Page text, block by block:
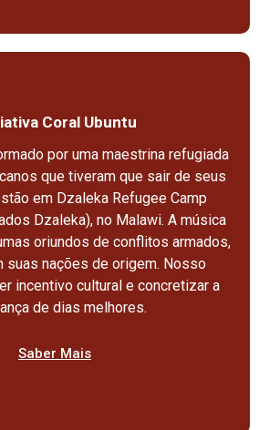
Coral Ubuntu
por uma maestrina refugiada
que tiveram que sair de seus
em Dzaleka Refugee Camp
Dzaleka), no Malawi. A música
oriundos de conflitos armados,
suas nações de origem. Nosso
incentivo cultural e concretizar a
de dias melhores.
Saber Mais